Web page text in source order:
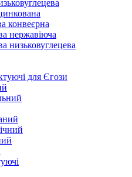
конвеєрна
нержавіюча
низьковуглецева
для Єгози